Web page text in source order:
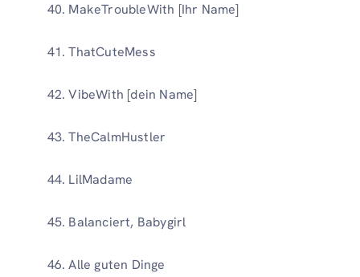
MakeTroubleWith [Ihr Name]
ThatCuteMess
VibeWith [dein Name]
TheCalmHustler
LilMadame
Balanciert, Babygirl
Alle guten Dinge